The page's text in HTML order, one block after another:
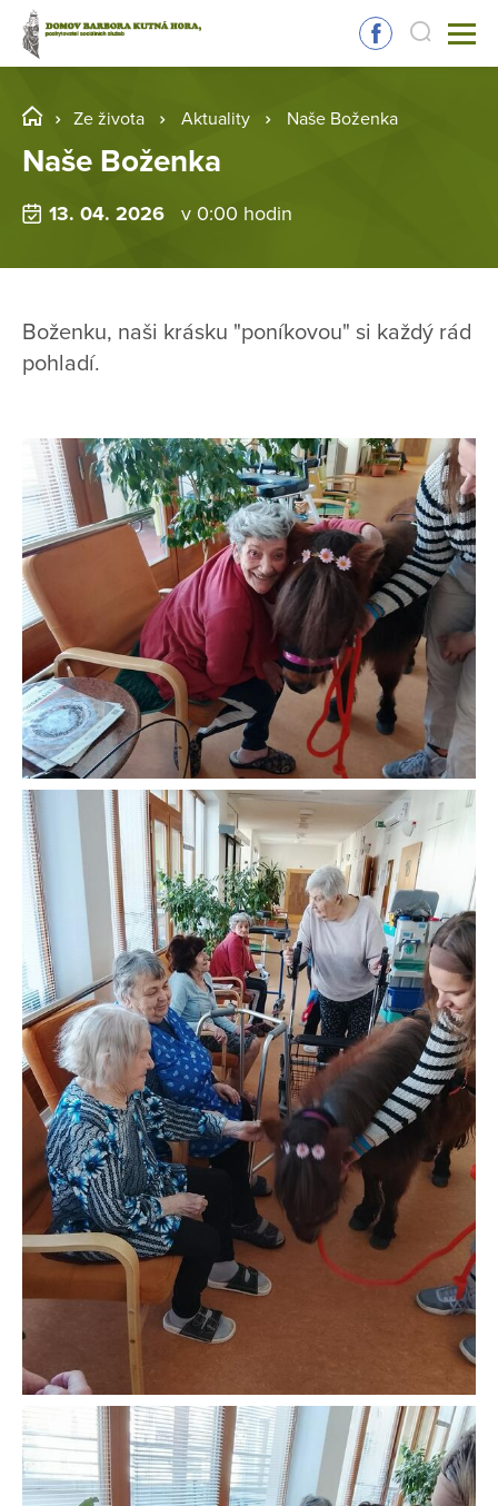
Ze života Aktuality Naše Boženka
Naše Boženka
13. 04. 2026 v 0:00 hodin
Boženku, naši krásku "poníkovou" si každý rád
pohladí.